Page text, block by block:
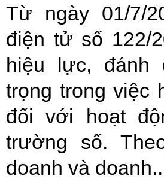
Từ ngày 01/7/
điện tử số 122/
hiệu lực, đánh
trọng trong việc
đối với hoạt
trường số.
doanh và